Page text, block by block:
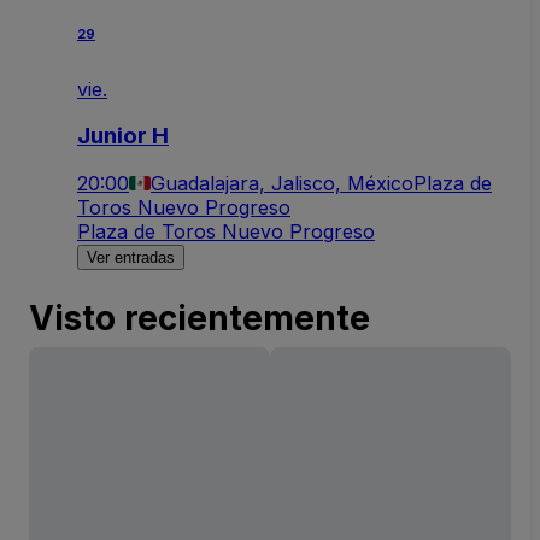
29
vie.
Junior H
20:00 Guadalajara, Jalisco, MéxicoPlaza de
Toros Nuevo Progreso
Plaza de Toros Nuevo Progreso
Ver entradas
Visto recientemente